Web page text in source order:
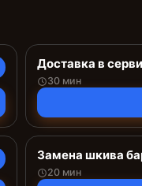
Доставка в
30 мин
Замена шкива
20 мин